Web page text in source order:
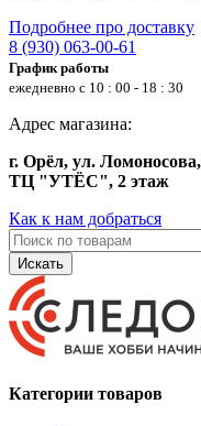
Подробнее про доставку
8 (930) 063-00-61
График работы
ежедневно с 10 : 00 - 18 : 30
Адрес магазина:
г. Орёл, ул.
ТЦ "УТЁС", 2 этаж
Как к нам добраться
Искать
Категории товаров